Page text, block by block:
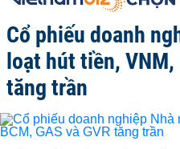
Cổ phiếu doanh
loạt hút tiền, VNM,
tăng trần